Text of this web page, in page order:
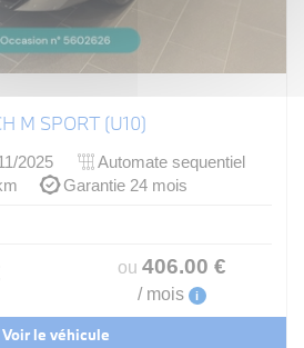
M SPORT (U10)
2025
Automate sequentiel
Garantie 24 mois
ou 406.00 €
/ mois i
Voir le véhicule